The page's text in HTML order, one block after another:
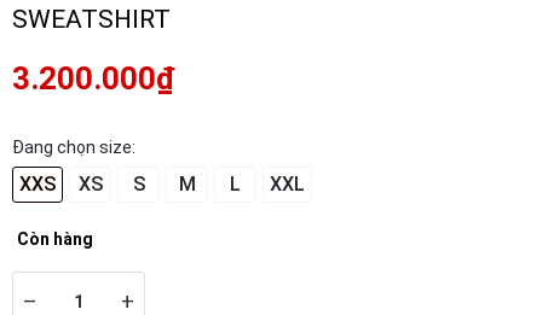
SWEATSHIRT
3.200.000₫
Đang chọn size:
XXS XS S M L XXL
Còn hàng
– +